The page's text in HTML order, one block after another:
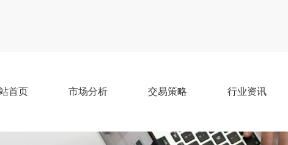
首页 市场分析 交易策略 行业资讯